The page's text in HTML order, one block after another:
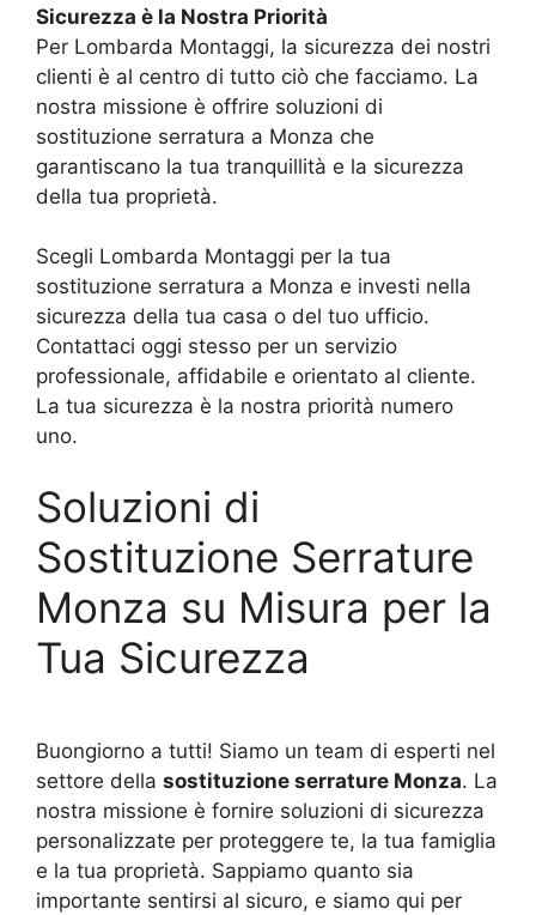
Sicurezza è la Nostra Priorità
Per Lombarda Montaggi, la sicurezza dei nostri
clienti è al centro di tutto ciò che facciamo. La
nostra missione è offrire soluzioni di
sostituzione serratura a Monza che
garantiscano la tua tranquillità e la sicurezza
della tua proprietà.
Scegli Lombarda Montaggi per la tua
sostituzione serratura a Monza e investi nella
sicurezza della tua casa o del tuo ufficio.
Contattaci oggi stesso per un servizio
professionale, affidabile e orientato al cliente.
La tua sicurezza è la nostra priorità numero
uno.
Soluzioni di
Sostituzione Serrature
Monza su Misura per la
Tua Sicurezza
Buongiorno a tutti! Siamo un team di esperti nel
settore della sostituzione serrature Monza. La
nostra missione è fornire soluzioni di sicurezza
personalizzate per proteggere te, la tua famiglia
e la tua proprietà. Sappiamo quanto sia
importante sentirsi al sicuro, e siamo qui per